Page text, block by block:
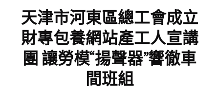
天津市河東區總工會成立
財專包養網站產工人宣講
團 讓勞模“揚聲器”響徹車
間班組